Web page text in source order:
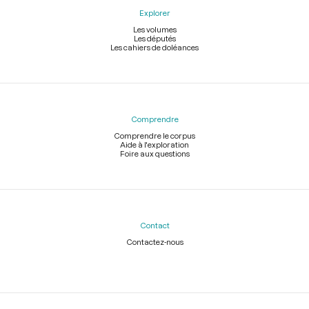
Explorer
Les volumes
Les députés
Les cahiers de doléances
Comprendre
Comprendre le corpus
Aide à l'exploration
Foire aux questions
Contact
Contactez-nous
Légal